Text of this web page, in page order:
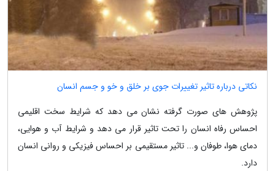
نکاتی درباره تاثیر تغییرات جوی بر خلق و خو و جسم انسان
پژوهش های صورت گرفته نشان می دهد که شرایط سخت اقلیمی
احساس رفاه انسان را تحت تاثیر قرار می دهد و شرایط آب و هوایی،
دمای هوا، طوفان و... تاثیر مستقیمی بر احساس فیزیکی و روانی انسان
دارد.